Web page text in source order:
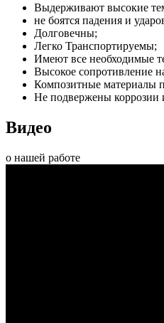
Выдерживают высокие
не боятся падения и
Долговечны;
Легко Транспортируемы;
Имеют все необходимые
Высокое сопротивление
Композитные материалы
Не подвержены коррозии
Видео
о нашей работе